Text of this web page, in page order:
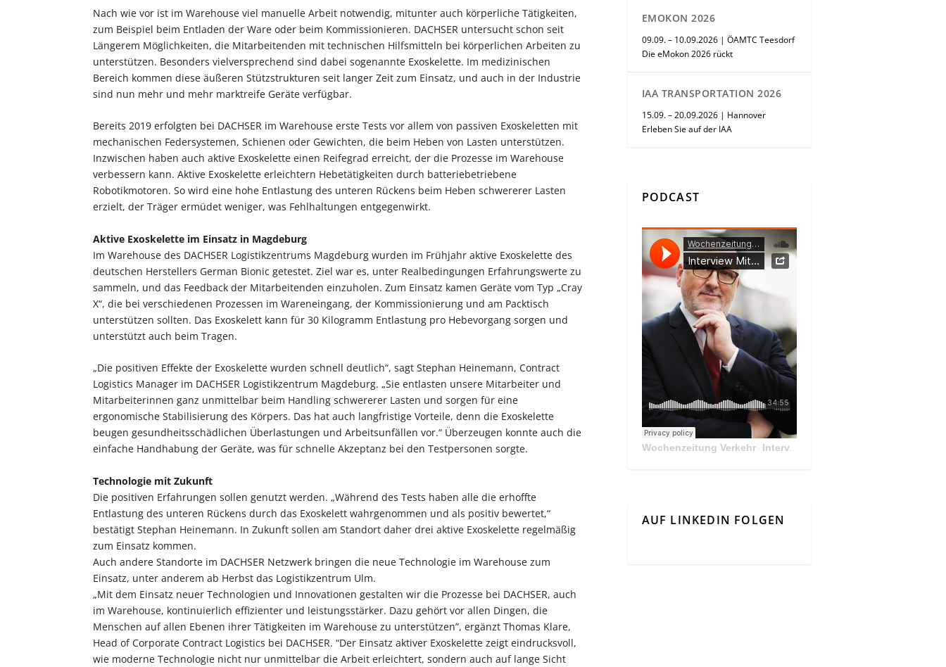
Nach wie vor ist im Warehouse viel manuelle Arbeit notwendig, mitunter auch körperliche Tätigkeiten,
zum Beispiel beim Entladen der Ware oder beim Kommissionieren. DACHSER untersucht schon seit
Längerem Möglichkeiten, die Mitarbeitenden mit technischen Hilfsmitteln bei körperlichen Arbeiten zu
unterstützen. Besonders vielversprechend sind dabei sogenannte Exoskelette. Im medizinischen
Bereich kommen diese äußeren Stützstrukturen seit langer Zeit zum Einsatz, und auch in der Industrie
sind nun mehr und mehr marktreife Geräte verfügbar.
Bereits 2019 erfolgten bei DACHSER im Warehouse erste Tests vor allem von passiven Exoskeletten mit
mechanischen Federsystemen, Schienen oder Gewichten, die beim Heben von Lasten unterstützen.
Inzwischen haben auch aktive Exoskelette einen Reifegrad erreicht, der die Prozesse im Warehouse
verbessern kann. Aktive Exoskelette erleichtern Hebetätigkeiten durch batteriebetriebene
Robotikmotoren. So wird eine hohe Entlastung des unteren Rückens beim Heben schwererer Lasten
erzielt, der Träger ermüdet weniger, was Fehlhaltungen entgegenwirkt.
Aktive Exoskelette im Einsatz in Magdeburg
Im Warehouse des DACHSER Logistikzentrums Magdeburg wurden im Frühjahr aktive Exoskelette des
deutschen Herstellers German Bionic getestet. Ziel war es, unter Realbedingungen Erfahrungswerte zu
sammeln, und das Feedback der Mitarbeitenden einzuholen. Zum Einsatz kamen Geräte vom Typ „Cray
X“, die bei verschiedenen Prozessen im Wareneingang, der Kommissionierung und am Packtisch
unterstützen sollten. Das Exoskelett kann für 30 Kilogramm Entlastung pro Hebevorgang sorgen und
unterstützt auch beim Tragen.
„Die positiven Effekte der Exoskelette wurden schnell deutlich“, sagt Stephan Heinemann, Contract
Logistics Manager im DACHSER Logistikzentrum Magdeburg. „Sie entlasten unsere Mitarbeiter und
Mitarbeiterinnen ganz unmittelbar beim Handling schwererer Lasten und sorgen für eine
ergonomische Stabilisierung des Körpers. Das hat auch langfristige Vorteile, denn die Exoskelette
beugen gesundheitsschädlichen Überlastungen und Arbeitsunfällen vor.“ Überzeugen konnte auch die
einfache Handhabung der Geräte, was für schnelle Akzeptanz bei den Testpersonen sorgte.
Technologie mit Zukunft
Die positiven Erfahrungen sollen genutzt werden. „Während des Tests haben alle die erhoffte
Entlastung des unteren Rückens durch das Exoskelett wahrgenommen und als positiv bewertet,“
bestätigt Stephan Heinemann. In Zukunft sollen am Standort daher drei aktive Exoskelette regelmäßig
zum Einsatz kommen.
Auch andere Standorte im DACHSER Netzwerk bringen die neue Technologie im Warehouse zum
Einsatz, unter anderem ab Herbst das Logistikzentrum Ulm.
„Mit dem Einsatz neuer Technologien und Innovationen gestalten wir die Prozesse bei DACHSER, auch
im Warehouse, kontinuierlich effizienter und leistungsstärker. Dazu gehört vor allen Dingen, die
Menschen auf allen Ebenen ihrer Tätigkeiten im Warehouse zu unterstützen”, ergänzt Thomas Klare,
Head of Corporate Contract Logistics bei DACHSER. “Der Einsatz aktiver Exoskelette zeigt eindrucksvoll,
wie moderne Technologie nicht nur unmittelbar die Arbeit erleichtert, sondern auch auf lange Sicht
EMOKON 2026
09.09. – 10.09.2026 | ÖAMTC Teesdorf
Die eMokon 2026 rückt
IAA TRANSPORTATION 2026
15.09. – 20.09.2026 | Hannover
Erleben Sie auf der IAA
PODCAST
Wochenzeitung Verkehr· Interview Mit Andreas Matthä, CEO der ÖBB Holding
AUF LINKEDIN FOLGEN